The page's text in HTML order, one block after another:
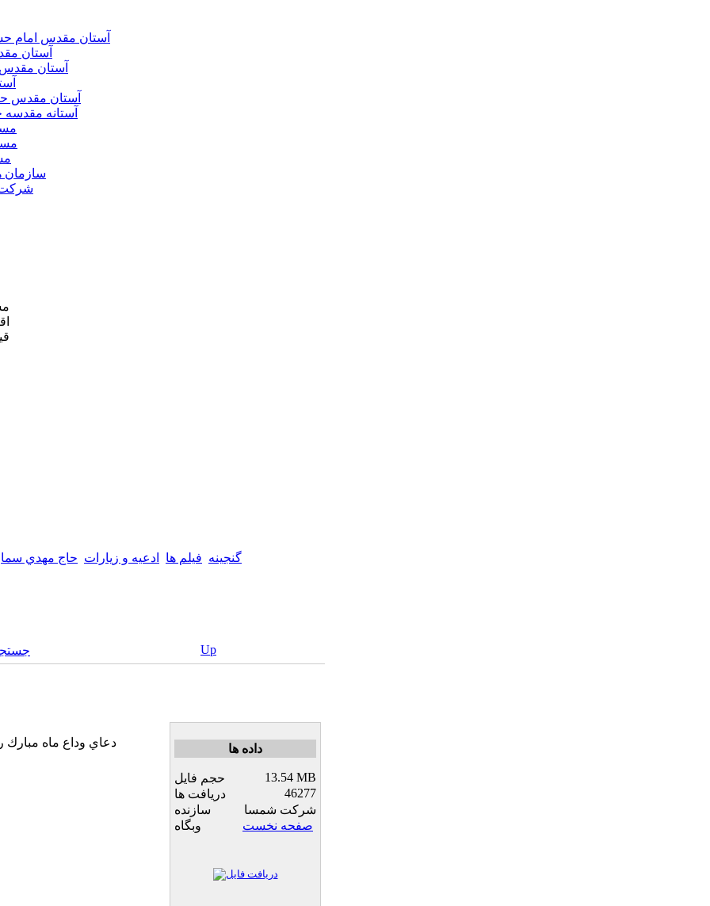
آستان مقدس امام
آستان
آستان
آستان مقدس
آستانه
سازمان
شرکت
گنجینه فیلم ها ادعیه و زیارات حاج مهدي
Up
دعاي وداع ماه
داده ها
حجم فایل
13.54 MB
دریافت ها
46277
سازنده
شرکت شمسا
وبگاه
صفحه نخست